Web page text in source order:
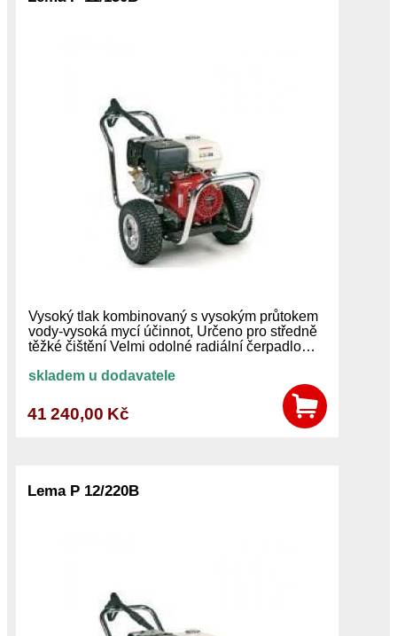
Vysoký tlak kombinovaný s vysokým průtokem
vody-vysoká mycí účinnot, Určeno pro středně
těžké čištění Velmi odolné radiální čerpadlo…
skladem u dodavatele
41 240,00 Kč
Lema P 12/220B